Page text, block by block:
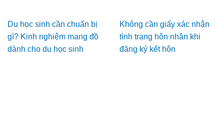
Du học sinh cần chuẩn bị
gì? Kinh nghiệm mang đồ
dành cho du học sinh
Không cần giấy xác nhận
tình trạng hôn nhân khi
đăng ký kết hôn